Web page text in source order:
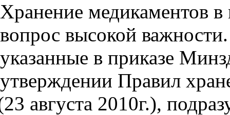
Хранение медикаментов
вопрос высокой
указанные в приказе
утверждении Правил
августа 2010г.),